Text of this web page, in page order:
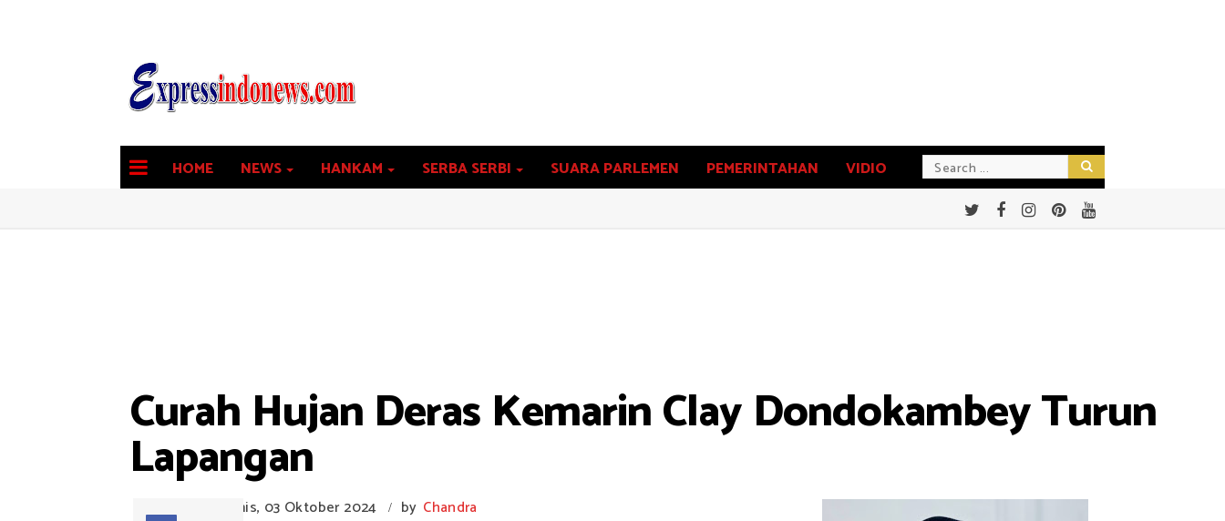
HOME NEWS HANKAM SERBA SERBI SUARA PARLEMEN PEMERINTAHAN VIDIO
Curah Hujan Deras Kemarin Clay Dondokambey Turun
Lapangan
Kamis, 03 Oktober 2024 / by Chandra